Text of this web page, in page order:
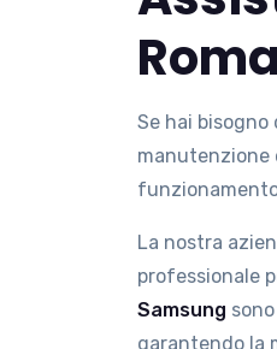
Roma
Se hai bisogno
manutenzione
La nostra
professionale
Samsung
garantendo la